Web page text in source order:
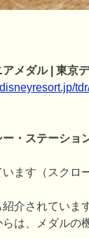
アメダル | 東京
・ステーショ
ます（スクロ
介されています
は、メダルの